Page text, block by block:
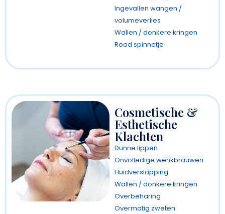
Ingevallen wangen /
volumeverlies
Wallen / donkere kringen
Rood spinnetje
Cosmetische &
Esthetische
Klachten
Dunne lippen
Onvolledige wenkbrauwen
Huidverslapping
Wallen / donkere kringen
Overbeharing
Overmatig zweten